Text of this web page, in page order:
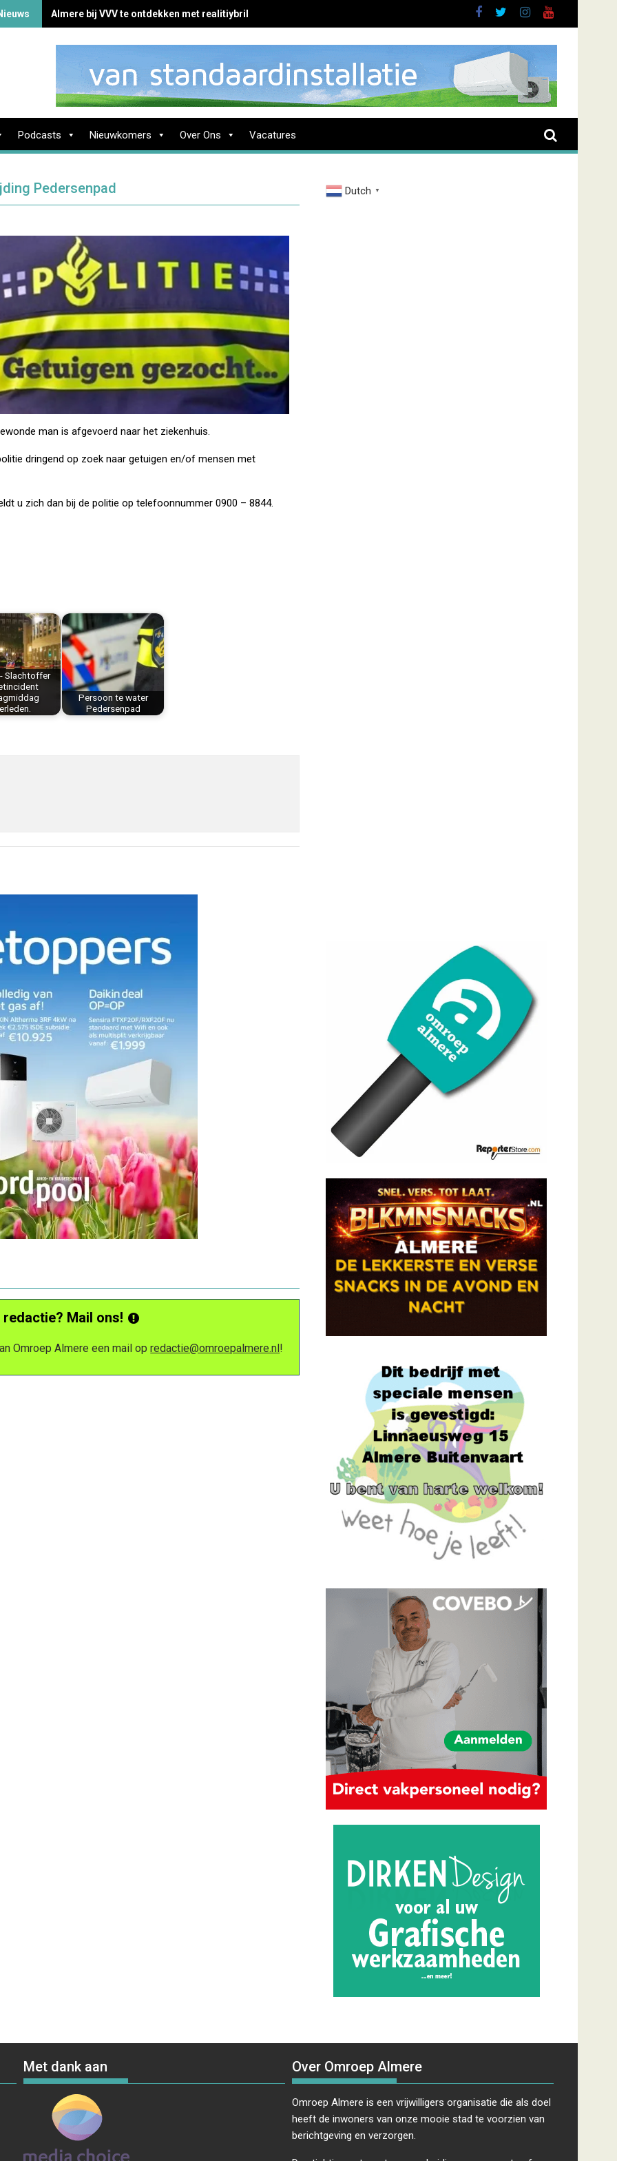
Almere bij VVV te ontdekken met realitiybril
Podcasts Nieuwkomers Over Ons Vacatures
Pedersenpad
man is afgevoerd naar het ziekenhuis.
dringend op zoek naar getuigen en/of mensen met
u zich dan bij de politie op telefoonnummer 0900 – 8844.
Slachtoffer
Persoon te water
Pedersenpad
Mail ons!
Omroep Almere een mail opredactie@omroepalmere.nl!
Dutch ▼
Met dank aan Over Omroep Almere
Omroep Almere is een vrijwilligers organisatie die als doel
heeft de inwoners van onze mooie stad te voorzien van
berichtgeving en verzorgen.